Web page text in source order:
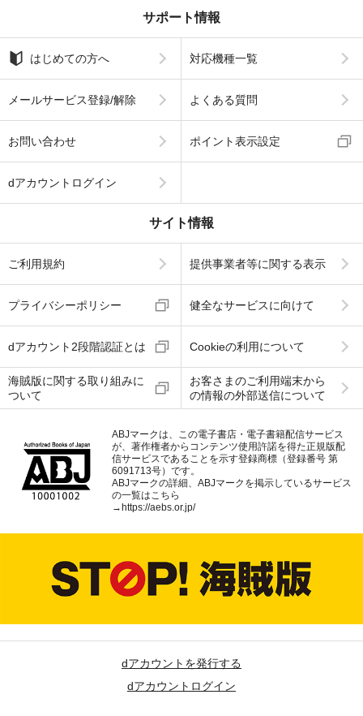
サポート情報
はじめての方へ 対応機種一覧
メールサービス登録/解除 よくある質問
お問い合わせ ポイント表示設定
dアカウントログイン
サイト情報
ご利用規約 提供事業者等に関する表示
プライバシーポリシー 健全なサービスに向けて
dアカウント2段階認証とは Cookieの利用について
海賊版に関する取り組みに
ついて
お客さまのご利用端末から
の情報の外部送信について
ABJマークは、この電子書店・電子書籍配信サービス
が、著作権者からコンテンツ使用許諾を得た正規版配
信サービスであることを示す登録商標（登録番号 第
6091713号）です。
ABJマークの詳細、ABJマークを掲示しているサービス
の一覧はこちら
→ https://aebs.or.jp/
dアカウントを発行する
dアカウントログイン